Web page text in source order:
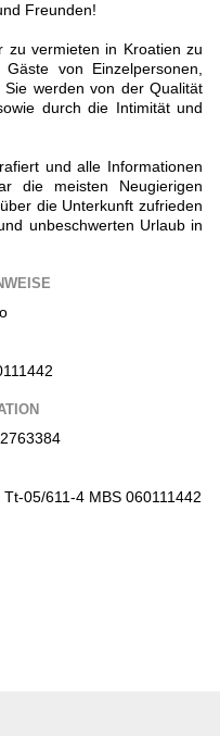
Freunden!
zu vermieten in Kroatien zu
von Einzelpersonen,
werden von der Qualität
durch die Intimität und
und alle Informationen
die meisten Neugierigen
die Unterkunft zufrieden
unbeschwerten Urlaub in
05/611-4 MBS 060111442